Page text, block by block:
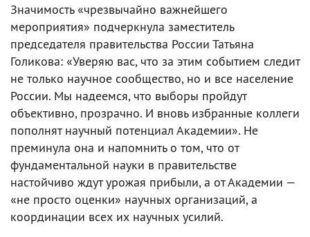
Значимость «чрезвычайно важнейшего
мероприятия» подчеркнула заместитель
председателя правительства России Татьяна
Голикова: «Уверяю вас, что за этим событием следит
не только научное сообщество, но и все население
России. Мы надеемся, что выборы пройдут
объективно, прозрачно. И вновь избранные коллеги
пополнят научный потенциал Академии». Не
преминула она и напомнить о том, что от
фундаментальной науки в правительстве
настойчиво ждут урожая прибыли, а от Академии —
«не просто оценки» научных организаций, а
координации всех их научных усилий.